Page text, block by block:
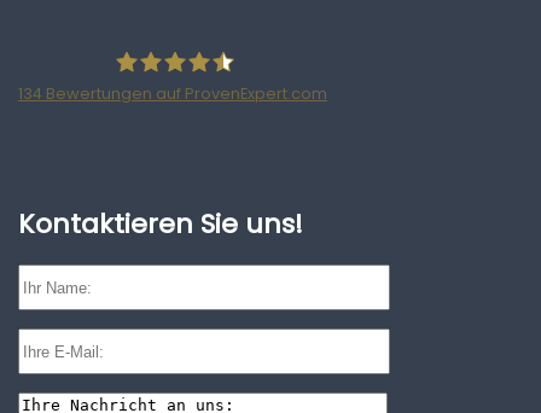
134 Bewertungen auf ProvenExpert.com
Kontaktieren Sie uns!